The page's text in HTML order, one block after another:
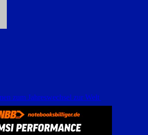
zum Jahreswechsel zur Welt